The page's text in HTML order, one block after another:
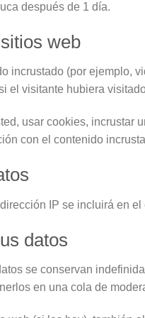
después de 1 día.
web
incrustado (por ejemplo,
el visitante hubiera
usar cookies,
con el contenido
IP se incluirá en
datos
se conservan
en una cola de